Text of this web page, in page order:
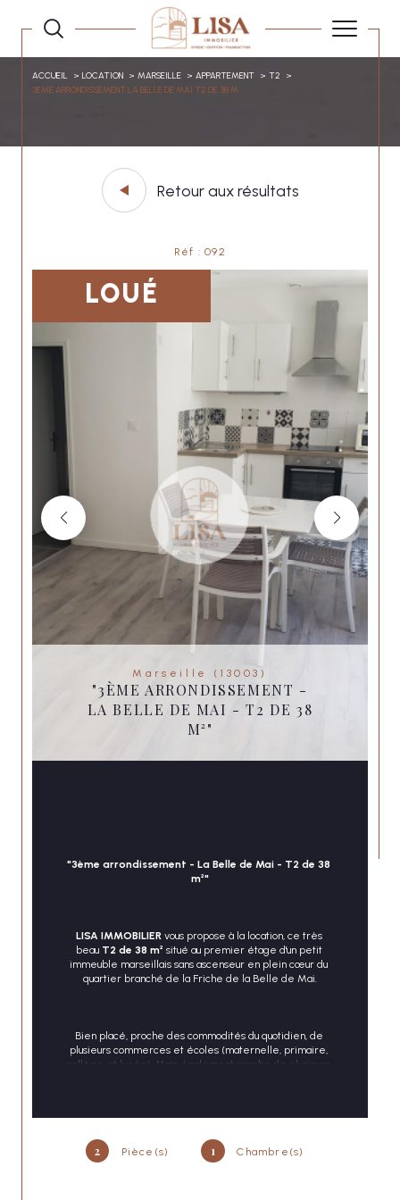
ACCUEIL LOCATION MARSEILLE APPARTEMENT
T2
3EME ARRONDISSEMENT LA BELLE DE MAI T2 DE 38 M
Retour aux résultats
Réf : 092
LOUÉ
Marseille (13003)
"3ÈME ARRONDISSEMENT -
LA BELLE DE MAI - T2 DE 38
M²"
2 Pièce(s) 1 Chambre(s)
"3ème arrondissement - La Belle de Mai - T2 de 38
m²"
LISA IMMOBILIER vous propose à la location, ce très
beau T2 de 38 m² situé au premier étage d'un petit
immeuble marseillais sans ascenseur en plein cœur du
quartier branché de la Friche de la Belle de Mai.
Bien placé, proche des commodités du quotidien, de
plusieurs commerces et écoles (maternelle, primaire,
collège et lycée). Mais également proche de plusieurs
Il est composé de la manière suivante :